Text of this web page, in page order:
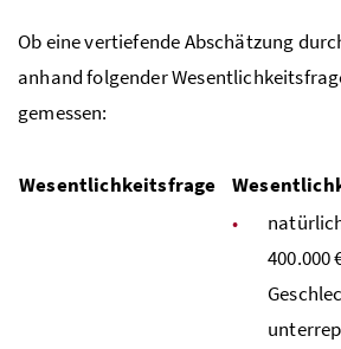
Ob eine vertiefende Abschätzung
anhand folgender
gemessen:
Wesentlichkeitsfrage
400.000